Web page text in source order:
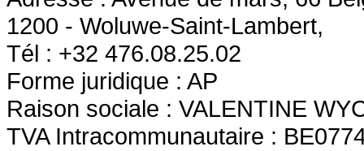
1200 - Woluwe-Saint-Lambert,
Tél : +32 476.08.25.02
Forme juridique : AP
Raison sociale : VALENTINE
TVA Intracommunautaire :